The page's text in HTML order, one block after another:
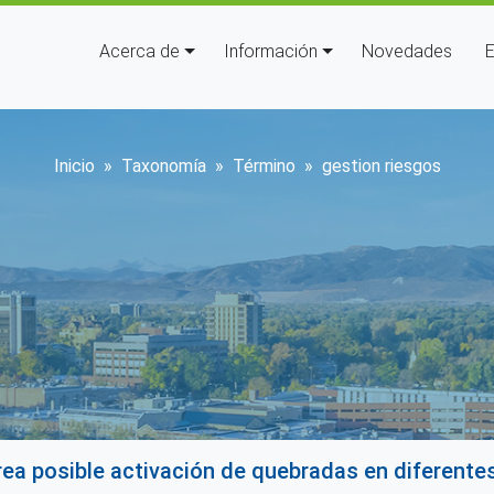
Navegación principal
Acerca de Información Novedades
Sobrescribir enlaces de
Inicio Taxonomía Término gestion riesgos
posible activación de quebradas en